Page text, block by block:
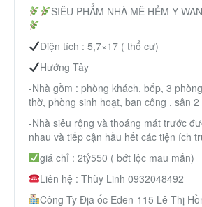
Loại BĐS khác
Nhà đất cho thuê
Thành Phố Cà Phê
Ecocity Premia
SIÊU PHẨM NHÀ MÊ HẺM Y
Diện tích : 5,7×17 ( thổ cư)
Hướng Tây
-Nhà gồm : phòng khách, bếp, 3
thờ, phòng sinh hoạt, ban công , sân
-Nhà siêu rộng và thoáng mát trước
nhau và tiếp cận hầu hết các tiện ích
giá chỉ : 2tỷ550 ( bớt lộc mau mắn)
Liên hệ : Thùy Linh 0932048492
Công Ty Địa ốc Eden-115 Lê Thị